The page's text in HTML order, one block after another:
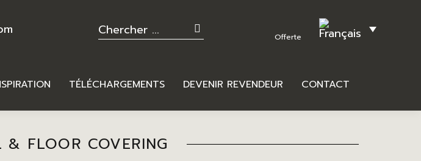
TÉLÉCHARGEMENTS DEVENIR REVENDEUR CONTACT
& FLOOR COVERING